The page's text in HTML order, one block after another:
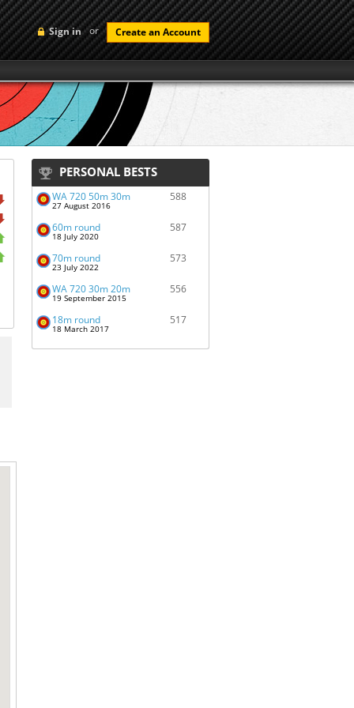
Sign in or Create an Account
PERSONAL BESTS
WA 720 50m 30m
27 August 2016
588
60m round
18 July 2020
587
70m round
23 July 2022
573
WA 720 30m 20m
19 September 2015
556
18m round
18 March 2017
517